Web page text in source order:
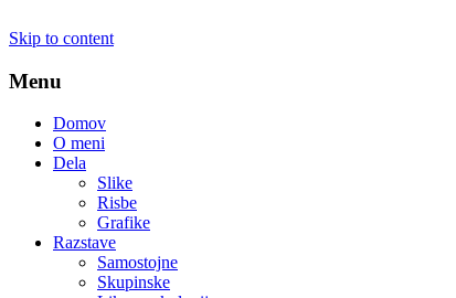
Skip to content
Menu
Domov
O meni
Dela
Slike
Risbe
Grafike
Razstave
Samostojne
Skupinske